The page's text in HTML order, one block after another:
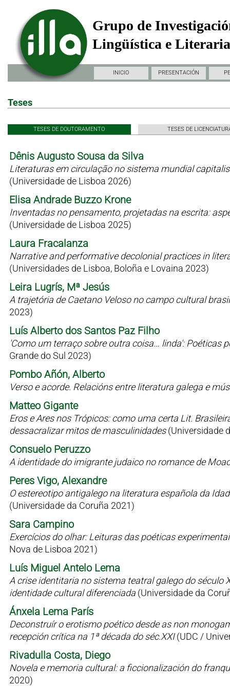
Grupo de
Lingüística e
INICIO PRESENTACIÓN
Teses
TESES DE DOUTORAMENTO TESES DE
Dênis Augusto Sousa da Silva
Literaturas em circulação no sistema mundial
(Universidade de Lisboa 2026)
Elisa Andrade Buzzo Krone
Inventadas no pensamento, projetadas na escrita:
(Universidade de Lisboa 2025)
Laura Fracalanza
Narrative and performative decolonial practices in
(Universidades de Lisboa, Boloña e Lovaina 2023)
Leira Lugrís, Mª Jesús
A trajetória de Caetano Veloso no campo cultural
2023)
Luís Alberto dos Santos Paz Filho
'Como um terraço sobre outra coisa… linda': Poéticas
Grande do Sul 2023)
Pombo Añón, Alberto
Verso e acorde. Relacións entre literatura galega e
Matteo Gigante
Eros e Ares nos Trópicos: como uma certa Lit.
dessacralizar mitos de masculinidades(Universidade
Consuelo Peruzzo
A identidade do imigrante judaico no romance de
Peres Vigo, Alexandre
O estereotipo antigalego na literatura española da
(Universidade da Coruña 2021)
Sara Campino
Exercícios do olhar: Leituras das poéticas
Nova de Lisboa 2021)
Luís Miguel Antelo Lema
A crise identitaria no sistema teatral galego do século
identidade cultural diferenciada (Universidade da
Ánxela Lema París
Deconstruír o erotismo poético desde as non
recepción crítica na 1ª década do séc.XXI(UDC /
Rivadulla Costa, Diego
Novela e memoria cultural: a ficcionalización do
2020)